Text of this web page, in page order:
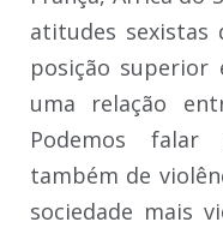
atitudes sexistas
posição superior
uma relação
Podemos falar
também de
sociedade mais